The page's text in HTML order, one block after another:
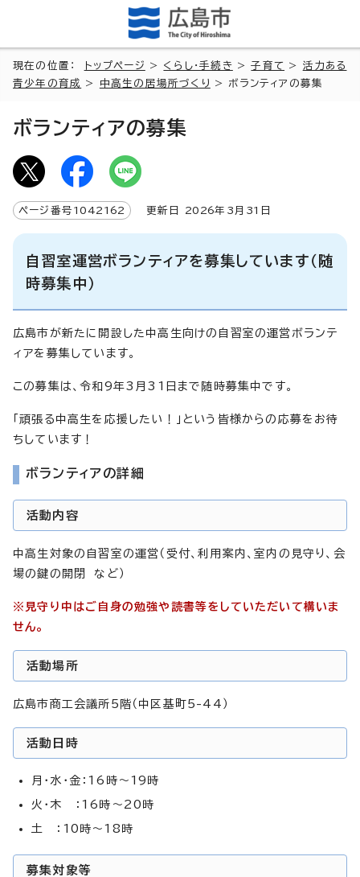
現在の位置： トップページ > くらし・手続き >子育て > 活力ある
青少年の育成
> 中高生の居場所づくり > ボランティアの募集
ボランティアの募集
ページ番号 1042162 更新日 2026年3月 31 日
自習室運営ボランティアを募集しています（随
時募集中）
広島市が新たに開設した中高生向けの自習室の運営ボランテ
ィアを募集しています。
この募集は、令和9年3月31日まで随時募集中です。
「頑張る中高生を応援したい！」という皆様からの応募をお待
ちしています！
ボランティアの詳細
活動内容
中高生対象の自習室の運営（受付、利用案内、室内の見守り、会
場の鍵の開閉 など）
※見守り中はご自身の勉強や読書等をしていただいて構いま
せん。
活動場所
広島市商工会議所5階（中区基町5-44）
活動日時
月・水・金：16時～19時
火・木 ：16時～20時
土 ：10時～18時
募集対象等